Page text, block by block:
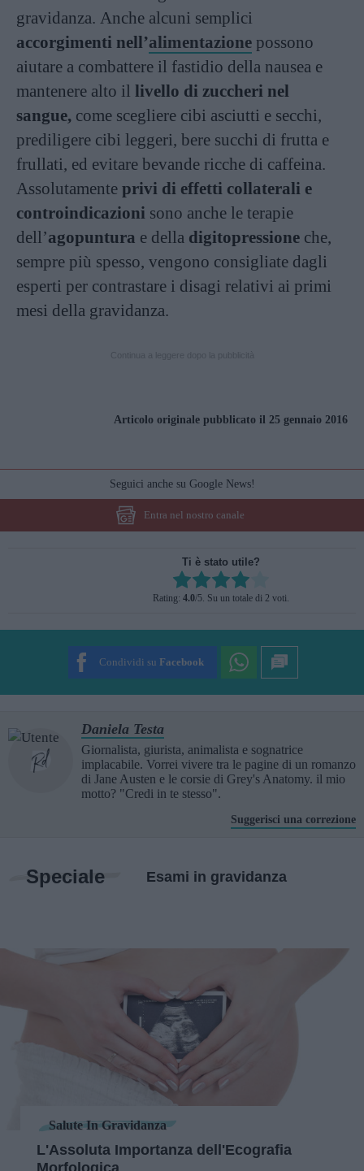
gravidanza. Anche alcuni semplici
accorgimenti nell’alimentazione possono
aiutare a combattere il fastidio della nausea e
mantenere alto il livello di zuccheri nel
sangue, come scegliere cibi asciutti e secchi,
prediligere cibi leggeri, bere succhi di frutta e
frullati, ed evitare bevande ricche di caffeina.
Assolutamente privi di effetti collaterali e
controindicazioni sono anche le terapie
dell’agopuntura e della digitopressione che,
sempre più spesso, vengono consigliate dagli
esperti per contrastare i disagi relativi ai primi
mesi della gravidanza.
Articolo originale pubblicato il 25 gennaio 2016
Seguici anche su Google News!
Entra nel nostro canale
Ti è stato utile?
Rate this item:
SUBMIT RATING
Rating: 4.0/5. Su un totale di 2 voti.
Condividi su Facebook
Daniela Testa
Giornalista, giurista, animalista e sognatrice
implacabile. Vorrei vivere tra le pagine di un romanzo
di Jane Austen e le corsie di Grey's Anatomy. il mio
motto? "Credi in te stesso".
Suggerisci una correzione
Speciale Esami in gravidanza
Salute In Gravidanza
L'Assoluta Importanza dell'Ecografia
Morfologica